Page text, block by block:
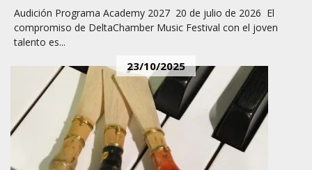
Audición Programa Academy 2027 20 de julio de 2026 El
compromiso de DeltaChamber Music Festival con el joven
talento es...
23/10/2025